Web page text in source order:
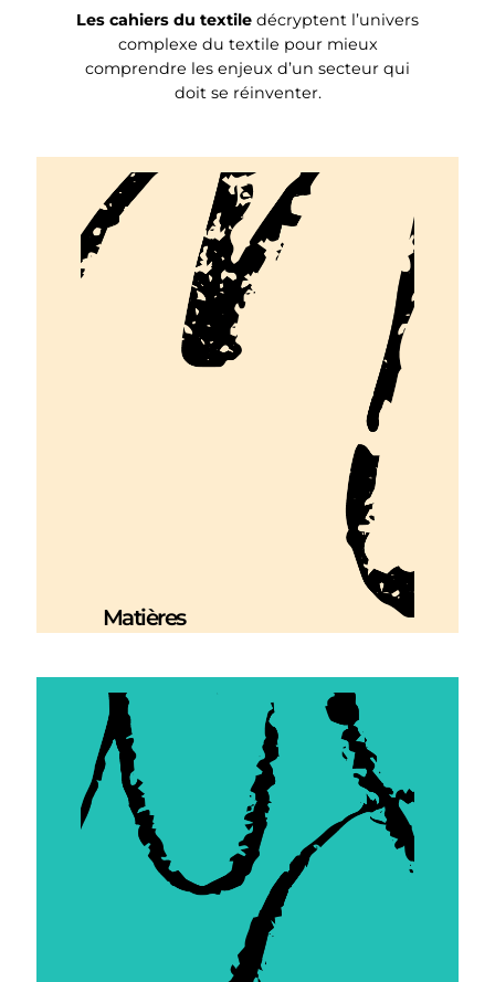
Les cahiers du textile décryptent l’univers
complexe du textile pour mieux
comprendre les enjeux d’un secteur qui
doit se réinventer.
Matières